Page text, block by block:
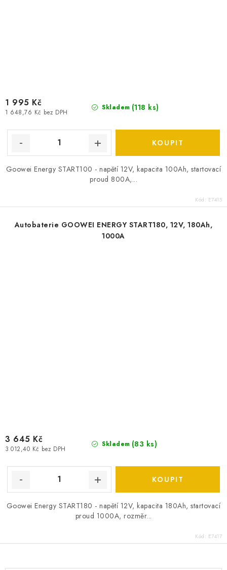
Skladem (118 ks)
1 648,76 Kč bez DPH
1 995 Kč
Goowei Energy START100 - napětí 12V, kapacita 100Ah, startovací
proud 800A,...
Kód: E7415
Autobaterie GOOWEI ENERGY START180, 12V, 180Ah,
1000A
Skladem (83 ks)
3 012,40 Kč bez DPH
3 645 Kč
Goowei Energy START180 - napětí 12V, kapacita 180Ah, startovací
proud 1000A, rozměr...
Kód: E7417